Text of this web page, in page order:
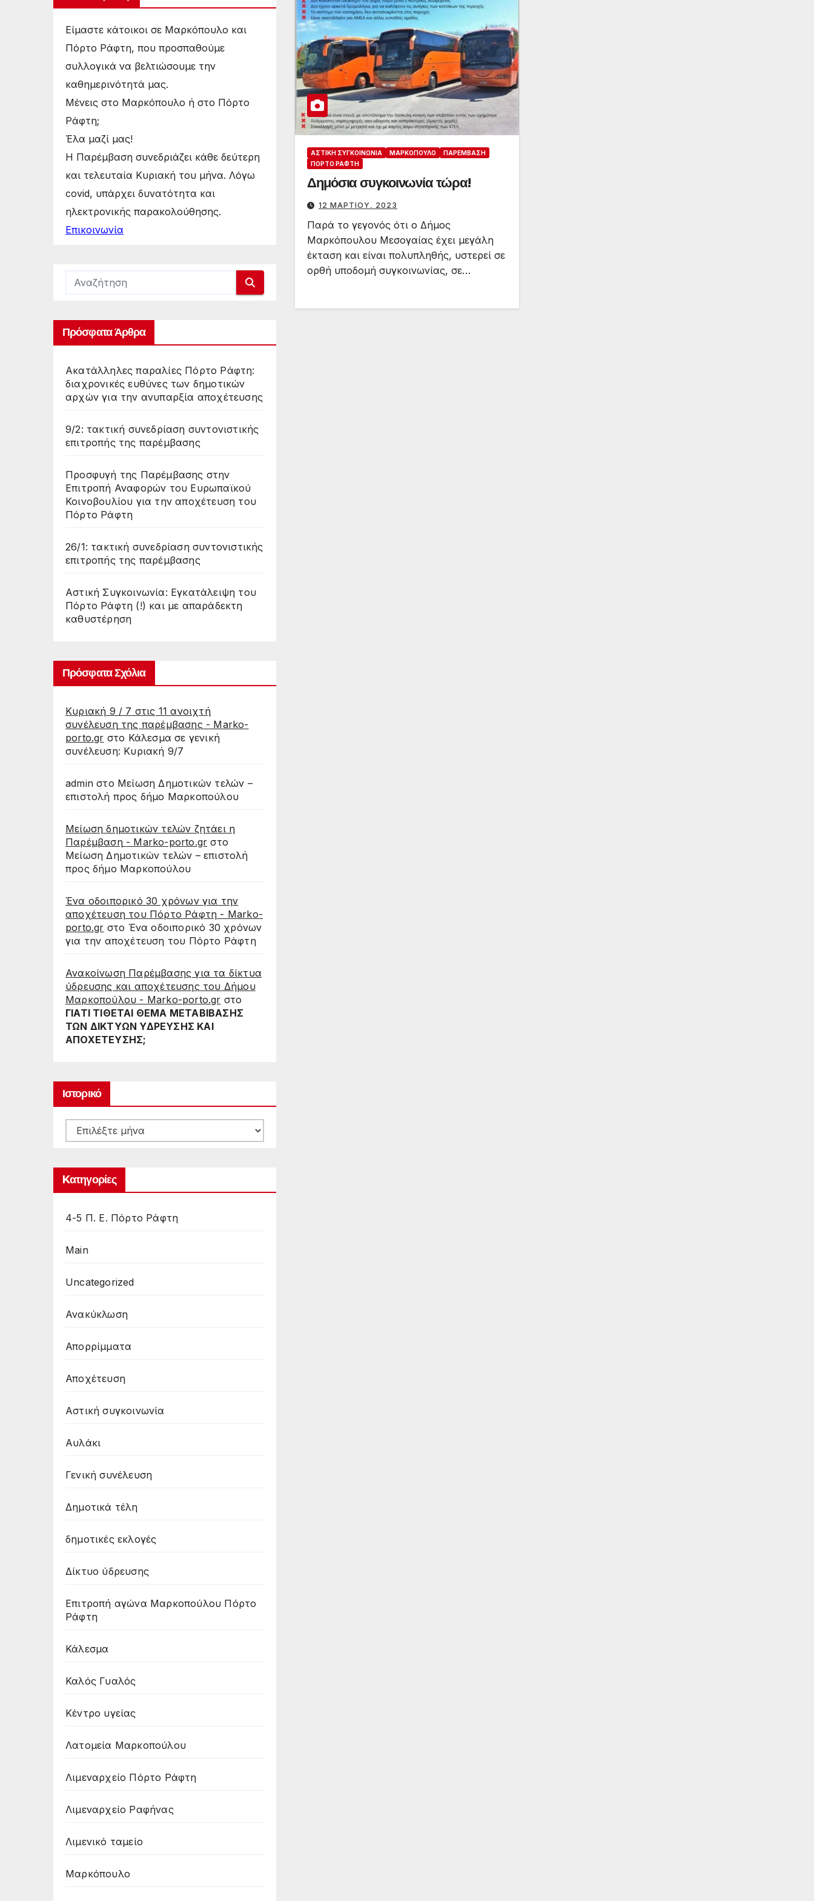
Είμαστε κάτοικοι σε Μαρκόπουλο και
Πόρτο Ράφτη, που προσπαθούμε
συλλογικά να βελτιώσουμε την
καθημερινότητά μας.
Μένεις στο Μαρκόπουλο ή στο Πόρτο
Ράφτη;
Έλα μαζί μας!
Η Παρέμβαση συνεδριάζει κάθε δεύτερη
και τελευταία Κυριακή του μήνα. Λόγω
covid, υπάρχει δυνατότητα και
ηλεκτρονικής παρακολούθησης.
Επικοινωνία
Πρόσφατα Άρθρα
Ακατάλληλες παραλίες Πόρτο Ράφτη:
διαχρονικές ευθύνες των δημοτικών
αρχών για την ανυπαρξία αποχέτευσης
9/2: τακτική συνεδρίαση συντονιστικής
επιτροπής της παρέμβασης
Προσφυγή της Παρέμβασης στην
Επιτροπή Αναφορών του Ευρωπαϊκού
Κοινοβουλίου για την αποχέτευση του
Πόρτο Ράφτη
26/1: τακτική συνεδρίαση συντονιστικής
επιτροπής της παρέμβασης
Αστική Συγκοινωνία: Εγκατάλειψη του
Πόρτο Ράφτη (!) και με απαράδεκτη
καθυστέρηση
Πρόσφατα Σχόλια
Κυριακή 9 / 7 στις 11 ανοιχτή
συνέλευση της παρέμβασης - Marko-
porto.gr στο Κάλεσμα σε γενική
συνέλευση: Κυριακή 9/7
admin στο Μείωση Δημοτικών τελών –
επιστολή προς δήμο Μαρκοπούλου
Μείωση δημοτικών τελών ζητάει η
Παρέμβαση - Marko-porto.gr στο
Μείωση Δημοτικών τελών – επιστολή
προς δήμο Μαρκοπούλου
Ένα οδοιπορικό 30 χρόνων για την
αποχέτευση του Πόρτο Ράφτη - Marko-
porto.gr στο Ένα οδοιπορικό 30 χρόνων
για την αποχέτευση του Πόρτο Ράφτη
Ανακοίνωση Παρέμβασης για τα δίκτυα
ύδρευσης και αποχέτευσης του Δήμου
Μαρκοπούλου - Marko-porto.gr στο
ΓΙΑΤΙ ΤΙΘΕΤΑΙ ΘΕΜΑ ΜΕΤΑΒΙΒΑΣΗΣ
ΤΩΝ ΔΙΚΤΥΩΝ ΥΔΡΕΥΣΗΣ ΚΑΙ
ΑΠΟΧΕΤΕΥΣΗΣ;
Ιστορικό
Ιστορικό
Kατηγορίες
4-5 Π. Ε. Πόρτο Ράφτη
Main
Uncategorized
Ανακύκλωση
Απορρίμματα
Αποχέτευση
Αστική συγκοινωνία
Αυλάκι
Γενική συνέλευση
Δημοτικά τέλη
δημοτικές εκλογές
Δίκτυο ύδρευσης
Επιτροπή αγώνα Μαρκοπούλου Πόρτο
Ράφτη
Κάλεσμα
Καλός Γυαλός
Κέντρο υγείας
Λατομεία Μαρκοπούλου
Λιμεναρχείο Πόρτο Ράφτη
Λιμεναρχείο Ραφήνας
Λιμενικό ταμείο
Μαρκόπουλο
ΑΣΤΙΚΉ ΣΥΓΚΟΙΝΩΝΊΑ ΜΑΡΚΌΠΟΥΛΟ
ΠΑΡΈΜΒΑΣΗ
ΠΌΡΤΟ ΡΆΦΤΗ
Δημόσια συγκοινωνία τώρα!
12 ΜΑΡΤΊΟΥ, 2023
Παρά το γεγονός ότι ο Δήμος
Μαρκόπουλου Μεσογαίας έχει μεγάλη
έκταση και είναι πολυπληθής, υστερεί σε
ορθή υποδομή συγκοινωνίας, σε…